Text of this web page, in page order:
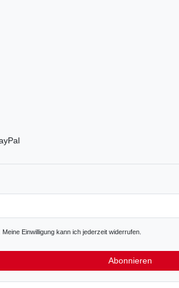
Einwilligung kann ich jederzeit widerrufen.
Abonnieren